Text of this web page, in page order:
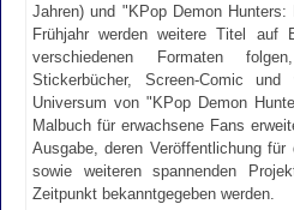
Jahren) und "KPop Demon
Frühjahr werden weitere Titel auf
verschiedenen Formaten
Stickerbücher, Screen-Comic
Universum von "KPop Demon
Malbuch für erwachsene Fans
Ausgabe, deren Veröffentlichung
sowie weiteren spannenden
Zeitpunkt bekanntgegeben werden.